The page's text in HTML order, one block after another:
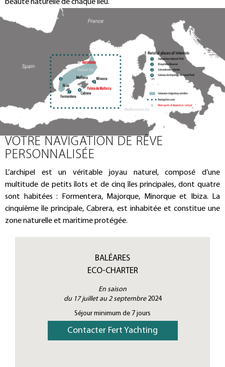
beauté naturelle de chaque lieu.
VOTRE NAVIGATION DE RÊVE
PERSONNALISÉE
L’archipel est un véritable joyau naturel, composé d’une
multitude de petits îlots et de cinq îles principales, dont quatre
sont habitées : Formentera, Majorque, Minorque et Ibiza. La
cinquième île principale, Cabrera, est inhabitée et constitue une
zone naturelle et maritime protégée.
BALÉARES
ECO-CHARTER
En saison
du 17 juillet au 2 septembre 2024
Séjour minimum de 7 jours
Contacter Fert Yachting